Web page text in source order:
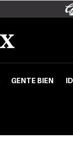
GENTE BIEN